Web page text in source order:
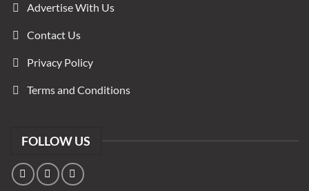
Advertise With Us
Contact Us
Privacy Policy
Terms and Conditions
FOLLOW US